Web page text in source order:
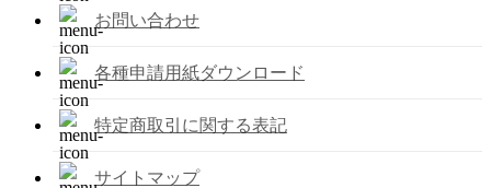
お問い合わせ
各種申請用紙ダウンロード
特定商取引に関する表記
サイトマップ